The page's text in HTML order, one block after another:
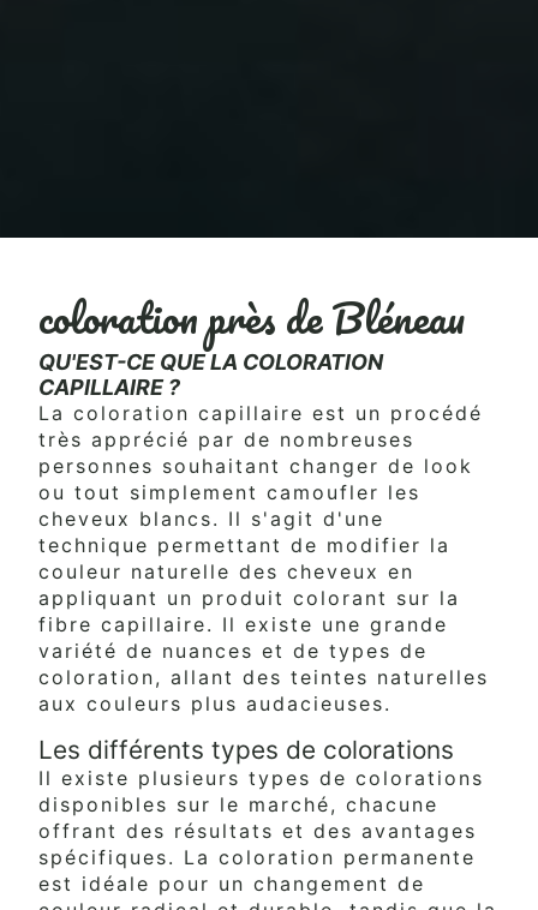
coloration près de Bléneau
QU'EST-CE QUE LA COLORATION
CAPILLAIRE ?
La coloration capillaire est un procédé
très apprécié par de nombreuses
personnes souhaitant changer de look
ou tout simplement camoufler les
cheveux blancs. Il s'agit d'une
technique permettant de modifier la
couleur naturelle des cheveux en
appliquant un produit colorant sur la
fibre capillaire. Il existe une grande
variété de nuances et de types de
coloration, allant des teintes naturelles
aux couleurs plus audacieuses.
Les différents types de colorations
Il existe plusieurs types de colorations
disponibles sur le marché, chacune
offrant des résultats et des avantages
spécifiques. La coloration permanente
est idéale pour un changement de